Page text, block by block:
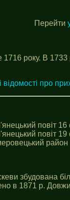
Перейти
року. В
відомості про
повіт 16
повіт 19
район
збудована
в 1871 р.